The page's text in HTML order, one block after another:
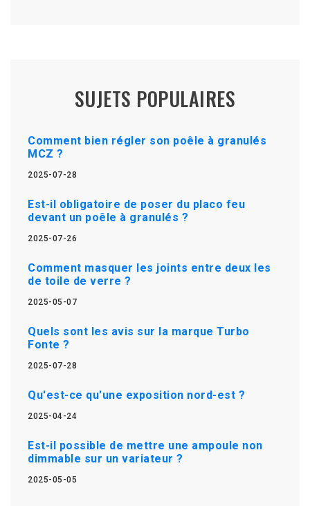
SUJETS POPULAIRES
Comment bien régler son poêle à granulés
MCZ ?
2025-07-28
Est-il obligatoire de poser du placo feu
devant un poêle à granulés ?
2025-07-26
Comment masquer les joints entre deux les
de toile de verre ?
2025-05-07
Quels sont les avis sur la marque Turbo
Fonte ?
2025-07-28
Qu'est-ce qu'une exposition nord-est ?
2025-04-24
Est-il possible de mettre une ampoule non
dimmable sur un variateur ?
2025-05-05